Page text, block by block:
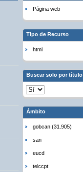
Página web
Tipo de Recurso
html
Buscar solo por título
Ámbito
gobcan (31.905)
san
eucd
telccpt